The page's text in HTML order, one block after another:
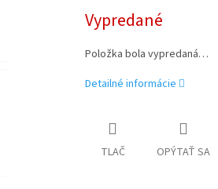
Vypredané
Položka bola vypredaná…
Detailné informácie
TLAČ OPÝTAŤ SA